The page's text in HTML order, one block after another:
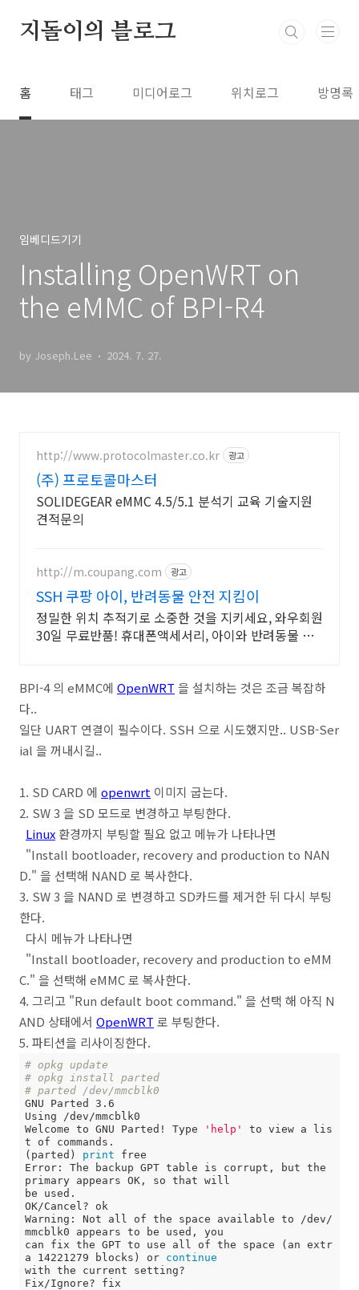
지돌이의 블로그
홈 태그 미디어로그 위치로그 방명록
임베디드기기
Installing OpenWRT on
the eMMC of BPI-R4
by Joseph.Lee 2024. 7. 27.
http://www.protocolmaster.co.kr 광고
(주) 프로토콜마스터
SOLIDEGEAR eMMC 4.5/5.1 분석기 교육 기술지원
견적문의
http://m.coupang.com 광고
SSH 쿠팡 아이, 반려동물 안전 지킴이
정밀한 위치 추적기로 소중한 것을 지키세요, 와우회원
30일 무료반품! 휴대폰액세서리, 아이와 반려동물 안
BPI-4 의 eMMC에 OpenWRT 을 설치하는 것은 조금 복잡하
다..
일단 UART 연결이 필수이다. SSH 으로 시도했지만.. USB-Ser
ial 을 꺼내시길..
1. SD CARD 에 openwrt 이미지 굽는다.
2. SW 3 을 SD 모드로 변경하고 부팅한다.
Linux 환경까지 부팅할 필요 없고 메뉴가 나타나면
"Install bootloader, recovery and production to NAN
D." 을 선택해 NAND 로 복사한다.
3. SW 3 을 NAND 로 변경하고 SD카드를 제거한 뒤 다시 부팅
한다.
다시 메뉴가 나타나면
"Install bootloader, recovery and production to eMM
C." 을 선택해 eMMC 로 복사한다.
4. 그리고 "Run default boot command." 을 선택 해 아직 N
AND 상태에서 OpenWRT 로 부팅한다.
5. 파티션을 리사이징한다.
# opkg update
# opkg install parted
# parted /dev/mmcblk0
GNU Parted 3.6
Using /dev/mmcblk0
Welcome to GNU Parted! Type
'help'
to view a lis
t of commands.
(parted) print free
Error: The backup GPT table is corrupt, but the
primary appears OK, so that will
be used.
OK/Cancel? ok
Warning: Not all of the space available to /dev/
mmcblk0 appears to be used, you
can fix the GPT to use all of the space (an extr
a 14221279 blocks) or continue
with the current setting?
Fix/Ignore? fix